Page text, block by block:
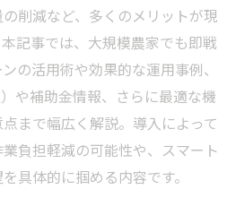
削減など、多くのメリットが現
記事では、大規模農家でも即戦
の活用術や効果的な運用事例、
や補助金情報、さらに最適な機
まで幅広く解説。導入によって
負担軽減の可能性や、スマート
具体的に掴める内容です。